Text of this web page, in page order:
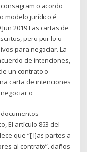
o acordo
modelo jurídico é
2019 Las cartas de
pero por lo o
para negociar. La
de intenciones,
un contrato o
carta de intenciones
o
documentos
El artículo 863 del
que “[ l]as partes a
al contrato”. daños